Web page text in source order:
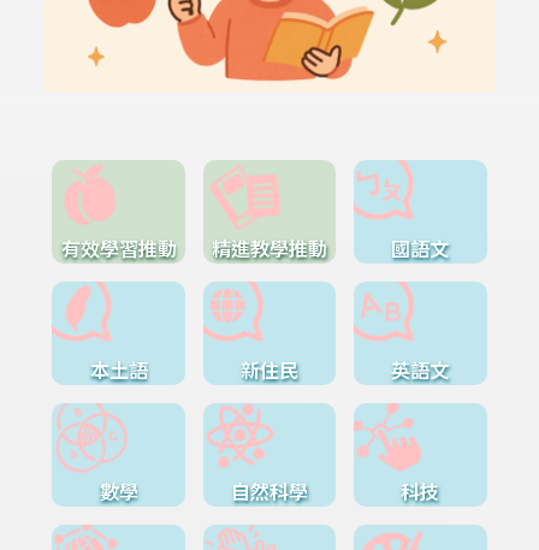
有效學習推動 精進教學推動 國語文
本土語 新住民 英語文
數學 自然科學 科技